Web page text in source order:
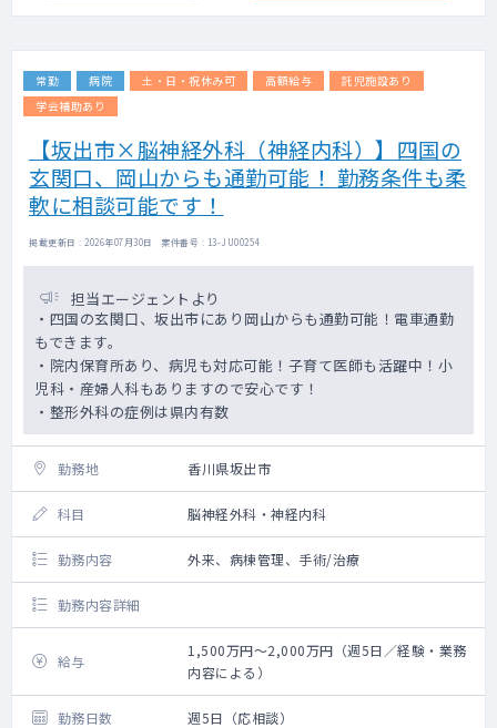
常勤 病院 土・日・祝休み可 高額給与
託児施設あり
学会補助あり
【坂出市×脳神経外科（神経内科）】四国の
玄関口、岡山からも通勤可能！ 勤務条件も柔
軟に相談可能です！
掲載更新日 : 2026年07月30日 案件番号 : 13-JU00254
担当エージェントより
・四国の玄関口、坂出市にあり岡山からも通勤可能！電車通勤
もできます。
・院内保育所あり、病児も対応可能！子育て医師も活躍中！小
児科・産婦人科もありますので安心です！
・整形外科の症例は県内有数
勤務地 香川県坂出市
科目 脳神経外科・神経内科
勤務内容 外来、病棟管理、手術/治療
勤務内容詳細
給与
1,500万円～2,000万円（週5日／経験・業務
内容による）
勤務日数 週5日（応相談）